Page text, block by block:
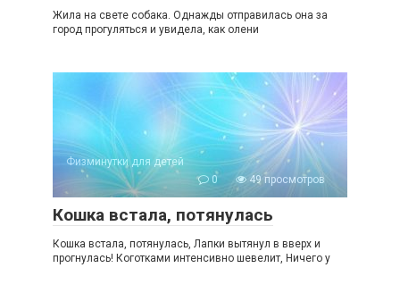
Жила на свете собака. Однажды отправилась она за
город прогуляться и увидела, как олени
Физминутки для детей
0
49 просмотров
Кошка встала, потянулась
Кошка встала, потянулась, Лапки вытянул в вверх и
прогнулась! Коготками интенсивно шевелит, Ничего у